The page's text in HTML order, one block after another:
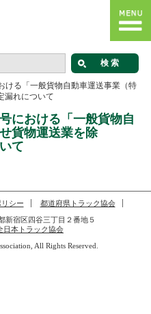
ける「一般貨物自動車運送事業（特
漏れについて
における「一般貨物自
貨物運送業を除
て
シー
都道府県トラック協会
宿区四谷三丁目２番地５
本トラック協会
All Rights Reserved.